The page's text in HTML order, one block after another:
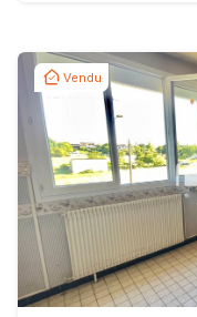
Vendu